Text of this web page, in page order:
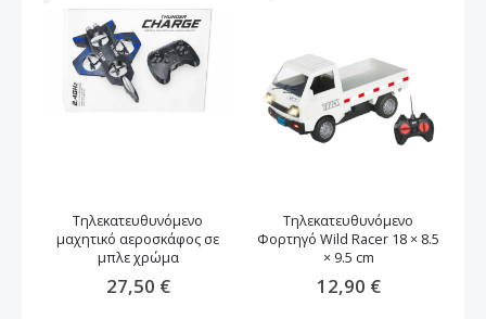
Τηλεκατευθυνόμενο
μαχητικό αεροσκάφος σε
μπλε χρώμα
27,50 €
Τηλεκατευθυνόμενο
Φορτηγό Wild Racer 18 × 8.5
× 9.5 cm
12,90 €